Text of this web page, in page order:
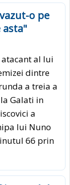
o pe
asta"
al lui
dintre
a treia a
Galati in
a
lui Nuno
66 prin